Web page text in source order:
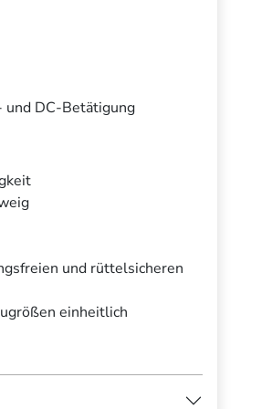
und DC-Betätigung
und rüttelsicheren
einheitlich